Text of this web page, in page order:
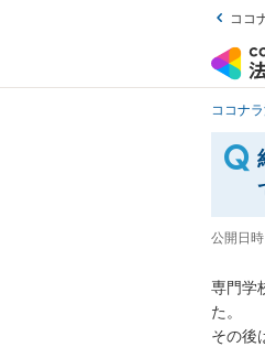
ココ
ココナ
公開日時
専門学
た。
その後